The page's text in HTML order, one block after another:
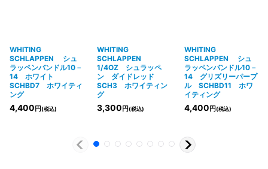
WHITING
SCHLAPPEN シュ
ラッペンバンドル10－
14 ホワイト
SCHBD7 ホワイティ
ング
4,400 円(税込)
WHITING
SCHLAPPEN
1/4OZ シュラッペ
ン ダイドレッド
SCH3 ホワイティン
グ
3,300 円(税込)
WHITING
SCHLAPPEN シュ
ラッペンバンドル10－
14 グリズリーパープ
ル SCHBD11 ホワ
イティング
4,400 円(税込)